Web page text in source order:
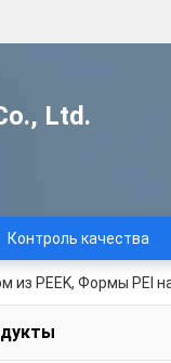
Ltd.
Контроль качества
PEEK, Формы PEI